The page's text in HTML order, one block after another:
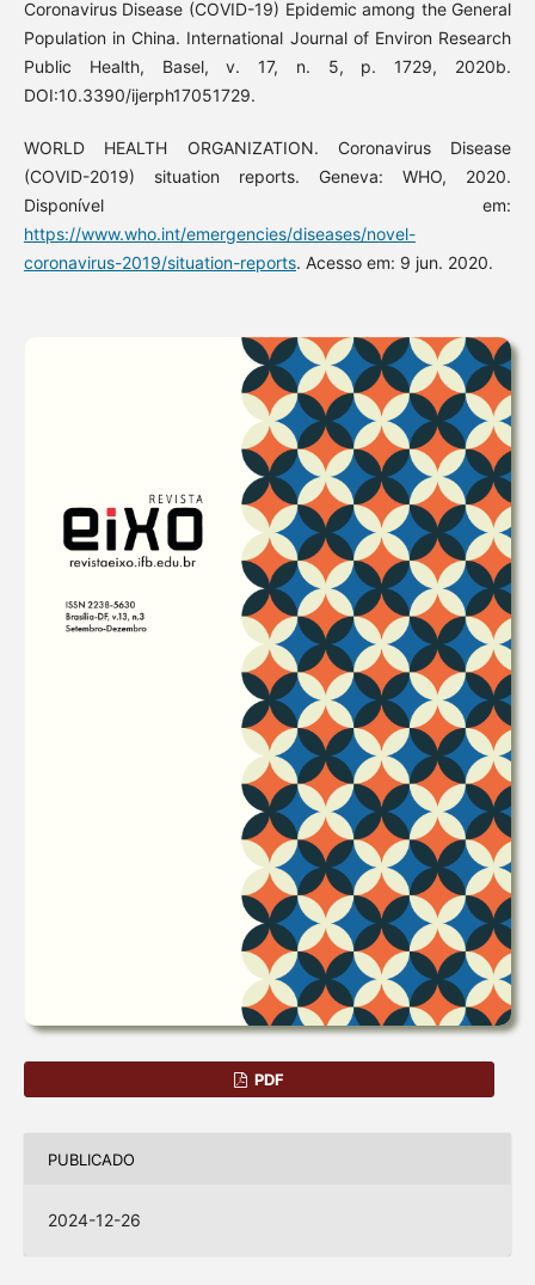
Coronavirus Disease (COVID-19) Epidemic among the General
Population in China. International Journal of Environ Research
Public Health, Basel, v. 17, n. 5, p. 1729, 2020b.
DOI:10.3390/ijerph17051729.
WORLD HEALTH ORGANIZATION. Coronavirus Disease
(COVID-2019) situation reports. Geneva: WHO, 2020.
Disponível em:
https://www.who.int/emergencies/diseases/novel-
coronavirus-2019/situation-reports. Acesso em: 9 jun. 2020.
PDF
PUBLICADO
2024-12-26